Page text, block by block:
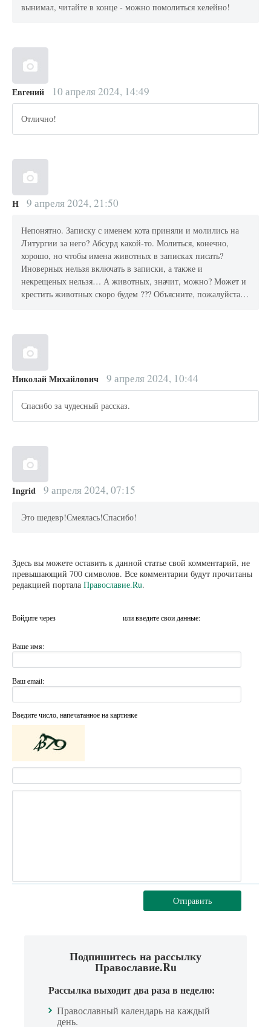
вынимал, читайте в конце - можно помолиться келейно!
Евгений 10 апреля 2024, 14:49
Отлично!
H 9 апреля 2024, 21:50
Непонятно. Записку с именем кота приняли и молились на
Литургии за него? Абсурд какой-то. Молиться, конечно,
хорошо, но чтобы имена животных в записках писать?
Иноверных нельзя включать в записки, а также и
некрещеных нельзя… А животных, значит, можно? Может и
крестить животных скоро будем ??? Объясните, пожалуйста…
Николай Михайлович 9 апреля 2024, 10:44
Спасибо за чудесный рассказ.
Ingrid 9 апреля 2024, 07:15
Это шедевр!Смеялась!Спасибо!
Здесь вы можете оставить к данной статье свой комментарий, не
превышающий 700 символов. Все комментарии будут прочитаны
редакцией портала Православие.Ru.
Войдите через или введите свои данные:
Ваше имя:
Ваш email:
Введите число, напечатанное на картинке
Отправить
Подпишитесь на рассылку
Православие.Ru
Рассылка выходит два раза в неделю:
Православный календарь на каждый
день.